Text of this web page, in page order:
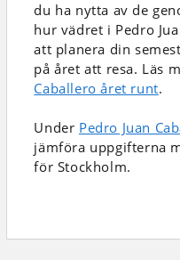
du ha nytta av de
hur vädret i Pedro
att planera din
på året att resa. Läs
Caballero året runt.
Under Pedro Juan
jämföra uppgifterna
för Stockholm.